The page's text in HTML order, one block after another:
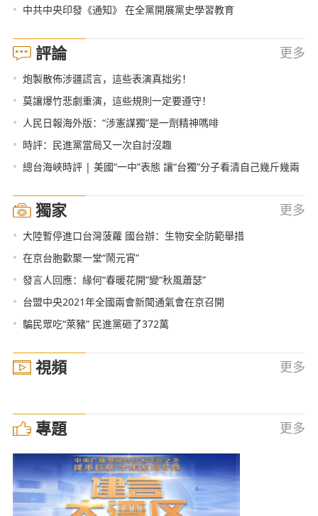
• 中共中央印發《通知》 在全黨開展黨史學習教育
評論 更多
• 炮製散佈涉疆謊言，這些表演真拙劣！
• 莫讓爆竹悲劇重演，這些規則一定要遵守！
• 人民日報海外版：“涉憲謀獨”是一劑精神嗎啡
• 時評：民進黨當局又一次自討沒趣
• 總台海峽時評 | 美國“一中”表態 讓“台獨”分子看清自己幾斤幾兩
獨家 更多
• 大陸暫停進口台灣菠蘿 國台辦：生物安全防範舉措
• 在京台胞歡聚一堂“鬧元宵”
• 發言人回應：緣何“春暖花開”變“秋風蕭瑟”
• 台盟中央2021年全國兩會新聞通氣會在京召開
• 騙民眾吃“萊豬” 民進黨砸了372萬
視頻 更多
專題 更多